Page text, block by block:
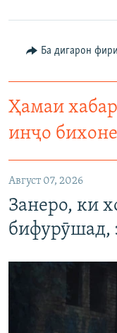
Ба дигарон
Ҳамаи
инҷо
Август 07, 2026
Занеро, ки
бифурӯшад,